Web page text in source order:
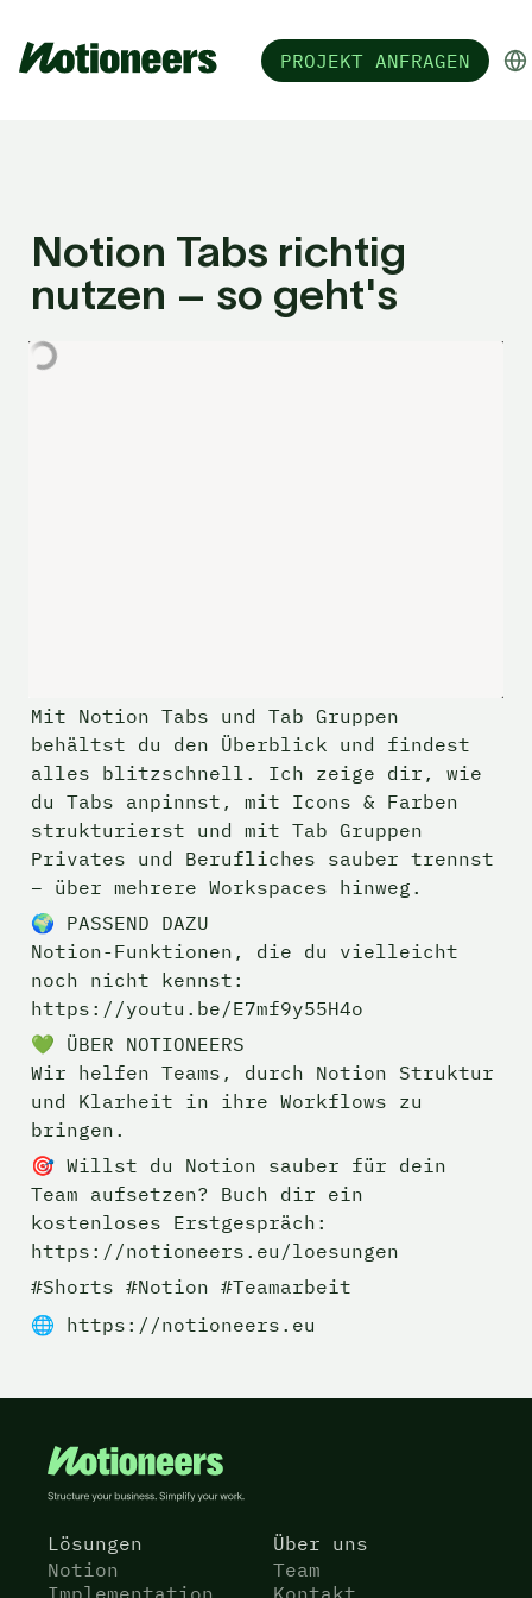
PROJEKT ANFRAGEN
Notion Tabs richtig
nutzen – so geht's
Mit Notion Tabs und Tab Gruppen
behältst du den Überblick und findest
alles blitzschnell. Ich zeige dir, wie
du Tabs anpinnst, mit Icons & Farben
strukturierst und mit Tab Gruppen
Privates und Berufliches sauber trennst
– über mehrere Workspaces hinweg.
🌍 PASSEND DAZU
Notion-Funktionen, die du vielleicht
noch nicht kennst:
https://youtu.be/E7mf9y55H4o
💚 ÜBER NOTIONEERS
Wir helfen Teams, durch Notion Struktur
und Klarheit in ihre Workflows zu
bringen.
🎯 Willst du Notion sauber für dein
Team aufsetzen? Buch dir ein
kostenloses Erstgespräch:
https://notioneers.eu/loesungen
#Shorts #Notion #Teamarbeit
🌐 https://notioneers.eu
Lösungen
Notion
Implementation
Über uns
Team
Kontakt